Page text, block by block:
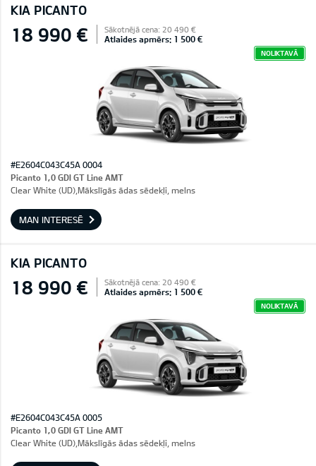
KIA PICANTO
18 990 € Sākotnējā cena: 20 490 €
Atlaides apmērs: 1 500 €
NOLIKTAVĀ
#E2604C043C45A 0004
Picanto 1,0 GDI GT Line AMT
Clear White (UD),Mākslīgās ādas sēdekļi, melns
MAN INTERESĒ
KIA PICANTO
18 990 € Sākotnējā cena: 20 490 €
Atlaides apmērs: 1 500 €
NOLIKTAVĀ
#E2604C043C45A 0005
Picanto 1,0 GDI GT Line AMT
Clear White (UD),Mākslīgās ādas sēdekļi, melns